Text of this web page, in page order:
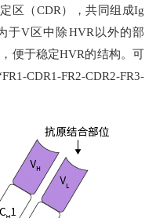
区（CDR），共同组成Ig
于V区中除HVR以外的部
便于稳定HVR的结构。可
CDR1-FR2-CDR2-FR3-